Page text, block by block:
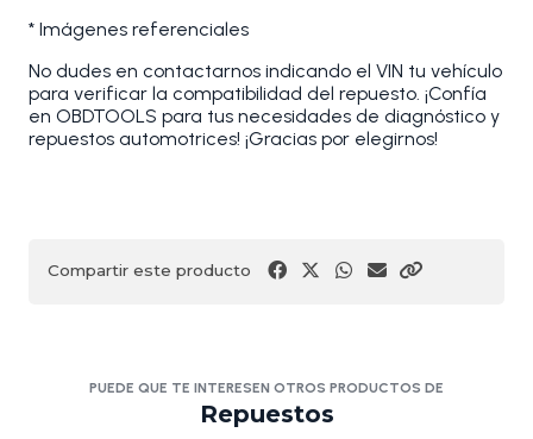
* Imágenes referenciales
No dudes en contactarnos indicando el VIN tu vehículo
para verificar la compatibilidad del repuesto. ¡Confía
en OBDTOOLS para tus necesidades de diagnóstico y
repuestos automotrices! ¡Gracias por elegirnos!
Compartir este producto
PUEDE QUE TE INTERESEN OTROS PRODUCTOS DE
Repuestos